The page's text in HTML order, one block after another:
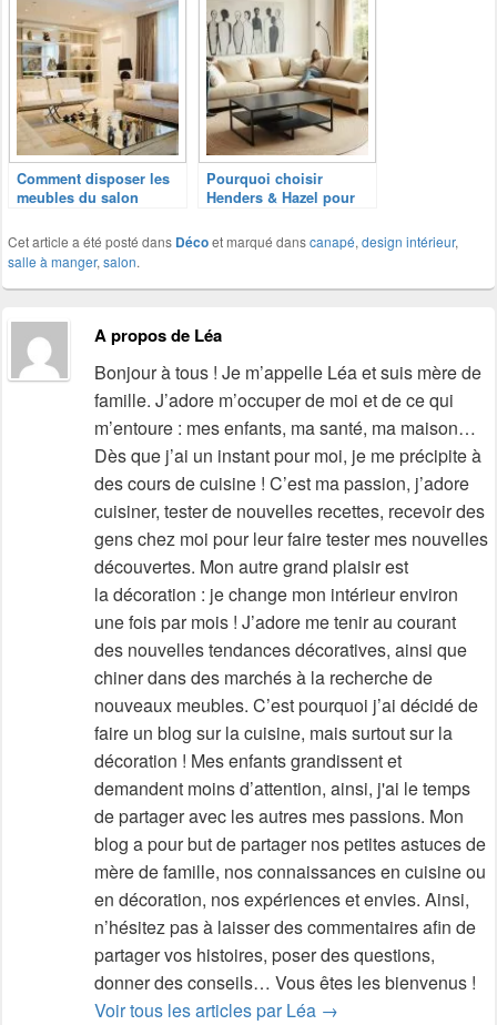
Comment disposer les
meubles du salon
Pourquoi choisir
Henders & Hazel pour
Cet article a été posté dans Décoet marqué danscanapé, design intérieur,
salle à manger, salon.
A propos de Léa
Bonjour à tous ! Je m’appelle Léa et suis mère de
famille. J’adore m’occuper de moi et de ce qui
m’entoure : mes enfants, ma santé, ma maison…
Dès que j’ai un instant pour moi, je me précipite à
des cours de cuisine ! C’est ma passion, j’adore
cuisiner, tester de nouvelles recettes, recevoir des
gens chez moi pour leur faire tester mes nouvelles
découvertes. Mon autre grand plaisir est
la décoration : je change mon intérieur environ
une fois par mois ! J’adore me tenir au courant
des nouvelles tendances décoratives, ainsi que
chiner dans des marchés à la recherche de
nouveaux meubles. C’est pourquoi j’ai décidé de
faire un blog sur la cuisine, mais surtout sur la
décoration ! Mes enfants grandissent et
demandent moins d’attention, ainsi, j'ai le temps
de partager avec les autres mes passions. Mon
blog a pour but de partager nos petites astuces de
mère de famille, nos connaissances en cuisine ou
en décoration, nos expériences et envies. Ainsi,
n’hésitez pas à laisser des commentaires afin de
partager vos histoires, poser des questions,
donner des conseils… Vous êtes les bienvenus !
Voir tous les articles par Léa →